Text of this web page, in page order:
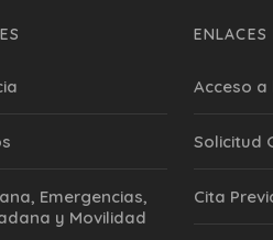
Emergencias,
y Movilidad
Acceso a
Solicitud
Cita